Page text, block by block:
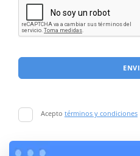
Acepto términos y condiciones